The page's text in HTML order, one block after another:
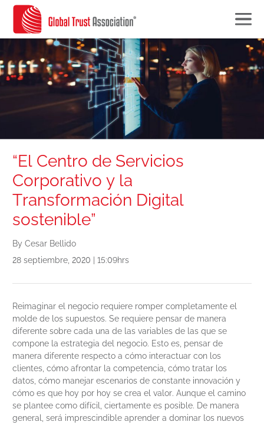
“El Centro de Servicios
Corporativo y la
Transformación Digital
sostenible”
By Cesar Bellido
28 septiembre, 2020 | 15:09hrs
Reimaginar el negocio requiere romper completamente el
molde de los supuestos. Se requiere pensar de manera
diferente sobre cada una de las variables de las que se
compone la estrategia del negocio. Esto es, pensar de
manera diferente respecto a cómo interactuar con los
clientes, cómo afrontar la competencia, cómo tratar los
datos, cómo manejar escenarios de constante innovación y
cómo es que hoy por hoy se crea el valor. Aunque el camino
se plantee como difícil, ciertamente es posible. De manera
general, será imprescindible aprender a dominar los nuevos